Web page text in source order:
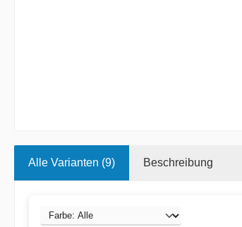
Alle Varianten (9) Beschreibung